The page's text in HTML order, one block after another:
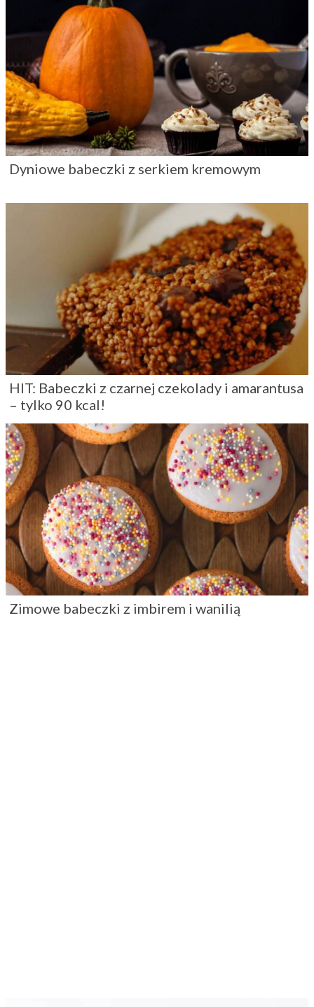
Dyniowe babeczki z serkiem kremowym
HIT: Babeczki z czarnej czekolady i amarantusa
– tylko 90 kcal!
Zimowe babeczki z imbirem i wanilią